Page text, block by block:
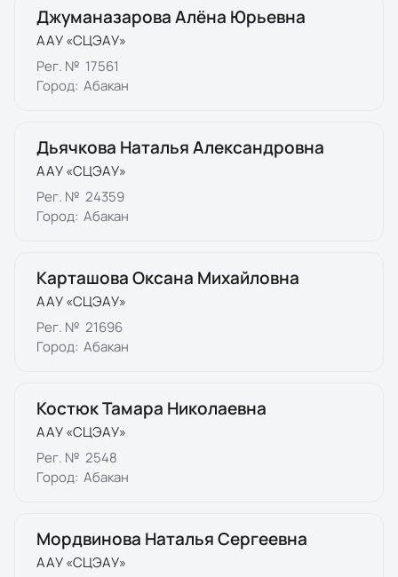
Джуманазарова Алёна Юрьевна
ААУ «СЦЭАУ»
Рег. № 17561
Город: Абакан
Дьячкова Наталья Александровна
ААУ «СЦЭАУ»
Рег. № 24359
Город: Абакан
Карташова Оксана Михайловна
ААУ «СЦЭАУ»
Рег. № 21696
Город: Абакан
Костюк Тамара Николаевна
ААУ «СЦЭАУ»
Рег. № 2548
Город: Абакан
Мордвинова Наталья Сергеевна
ААУ «СЦЭАУ»